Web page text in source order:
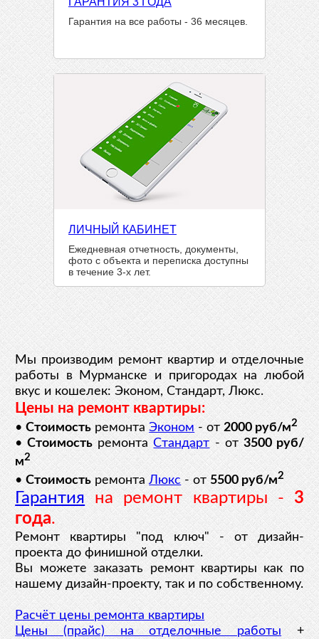
Гарантия на все работы - 36 месяцев.
ЛИЧНЫЙ КАБИНЕТ
Ежедневная отчетность, документы,
фото с объекта и переписка доступны
в течение 3-х лет.
Мы производим ремонт квартир и отделочные
работы в Мурманске и пригородах на любой
вкус и кошелек: Эконом, Стандарт, Люкс.
Цены на ремонт квартиры:
•СтоимостьремонтаЭконом- от2000 руб/м2
•СтоимостьремонтаСтандарт - от3500 руб/
м2
•СтоимостьремонтаЛюкс- от5500 руб/м2
Гарантияна ремонт квартиры -3
года.
Ремонт квартиры "под ключ" - от дизайн-
проекта до финишной отделки.
Вы можете заказать ремонт квартиры как по
нашему дизайн-проекту, так и по собственному.
Расчёт цены ремонта квартиры
Цены (прайс) на отделочные работы +